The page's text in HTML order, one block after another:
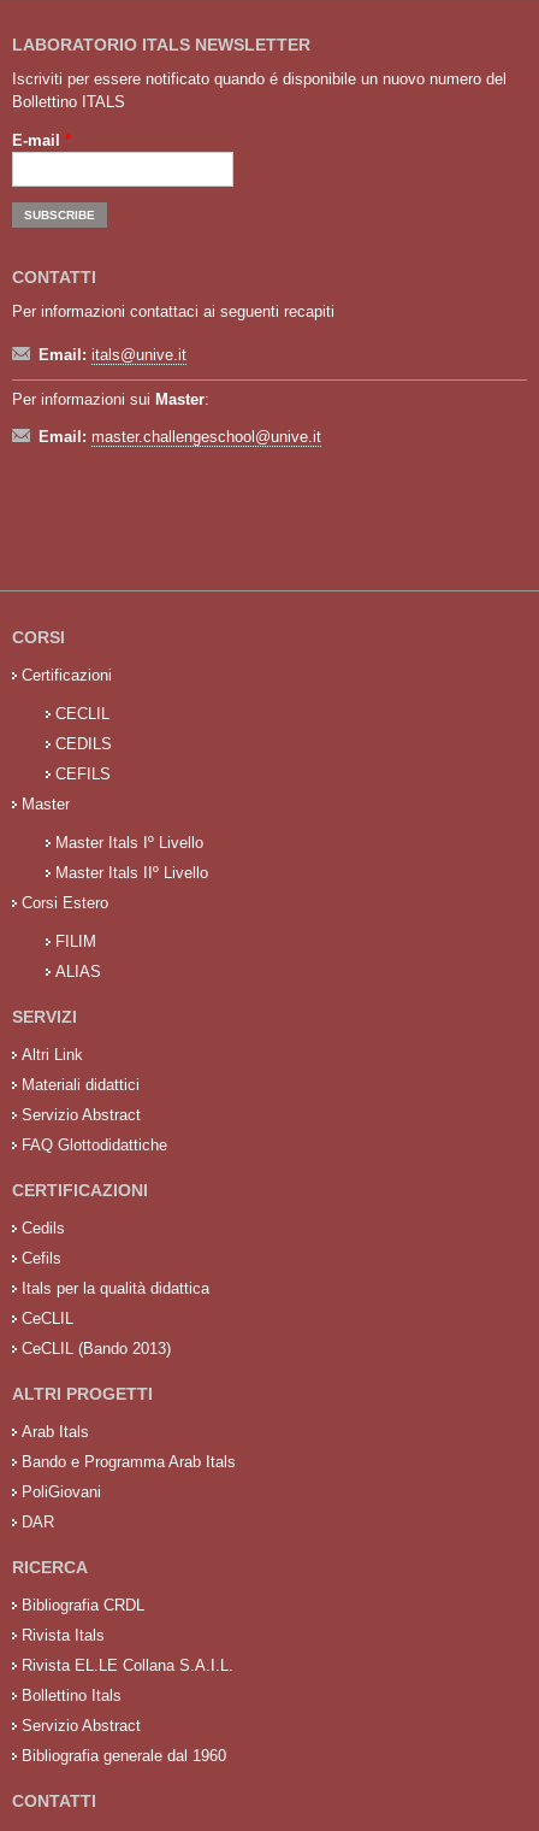
LABORATORIO ITALS NEWSLETTER
Iscriviti per essere notificato quando é disponibile un nuovo numero del
Bollettino ITALS
E-mail *
CONTATTI
Per informazioni contattaci ai seguenti recapiti
Email: itals@unive.it
Per informazioni sui Master:
Email: master.challengeschool@unive.it
CORSI
Certificazioni
CECLIL
CEDILS
CEFILS
Master
Master Itals Iº Livello
Master Itals IIº Livello
Corsi Estero
FILIM
ALIAS
SERVIZI
Altri Link
Materiali didattici
Servizio Abstract
FAQ Glottodidattiche
CERTIFICAZIONI
Cedils
Cefils
Itals per la qualità didattica
CeCLIL
CeCLIL (Bando 2013)
ALTRI PROGETTI
Arab Itals
Bando e Programma Arab Itals
PoliGiovani
DAR
RICERCA
Bibliografia CRDL
Rivista Itals
Rivista EL.LE Collana S.A.I.L.
Bollettino Itals
Servizio Abstract
Bibliografia generale dal 1960
CONTATTI